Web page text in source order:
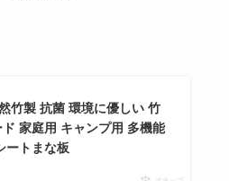
竹製 抗菌 環境に優しい 竹
家庭用 キャンプ用 多機能
ートまな板